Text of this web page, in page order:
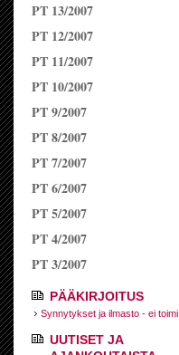
PT 13/2007
PT 12/2007
PT 11/2007
PT 10/2007
PT 9/2007
PT 8/2007
PT 7/2007
PT 6/2007
PT 5/2007
PT 4/2007
PT 3/2007
PÄÄKIRJOITUS
Synnytykset ja ilmasto - ei toimi
UUTISET JA